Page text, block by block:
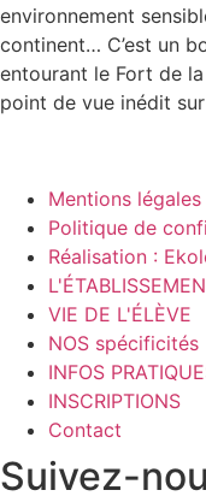
environnement
continent… C’est un
entourant le Fort de la
point de vue inédit
Mentions légales
Politique de
Réalisation :
VIE DE L'ÉLÈVE
NOS spécificités
INFOS
INSCRIPTIONS
Contact
Suivez-